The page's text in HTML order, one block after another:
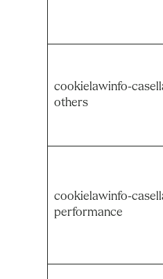
cookielawinfo-
others
cookielawinfo-
performance